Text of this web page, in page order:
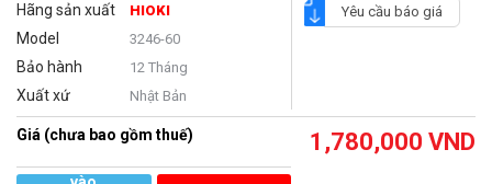
Hãng sản xuất HIOKI
Model 3246-60
Bảo hành 12 Tháng
Xuất xứ Nhật Bản
Yêu cầu báo giá
Giá (chưa bao gồm thuế) 1,780,000 VND